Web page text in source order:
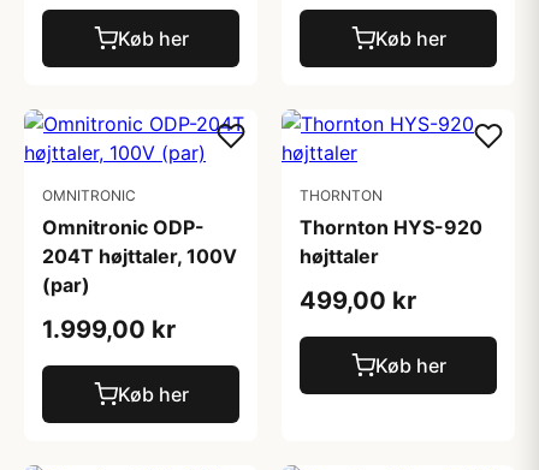
Køb her Køb her
OMNITRONIC
Omnitronic ODP-
204T højttaler, 100V
(par)
1.999,00 kr
Køb her
THORNTON
Thornton HYS-920
højttaler
499,00 kr
Køb her